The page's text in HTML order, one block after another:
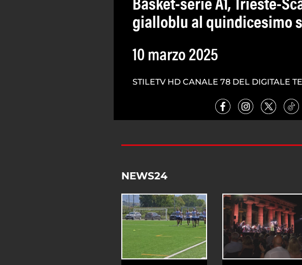
Basket-serie A1, Trieste-
gialloblu al quindicesimo
10 marzo 2025
STILETV HD CANALE 78 DEL DIGITALE
NEWS24